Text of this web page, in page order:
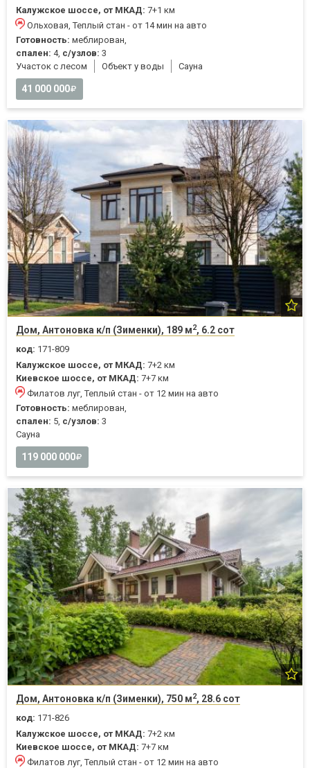
Калужское шоссе, от МКАД: 7+1 км
Ольховая, Теплый стан - от 14 мин на авто
Готовность: меблирован,
спален: 4, с/узлов: 3
Участок с лесом
Объект у воды Cауна
41 000 000
Дом, Антоновка к/п (Зименки), 189 м2, 6.2 сот
код: 171-809
Калужское шоссе, от МКАД: 7+2 км
Киевское шоссе, от МКАД: 7+7 км
Филатов луг, Теплый стан - от 12 мин на авто
Готовность: меблирован,
спален: 5, с/узлов: 3
Cауна
119 000 000
Дом, Антоновка к/п (Зименки), 750 м2, 28.6 сот
код: 171-826
Калужское шоссе, от МКАД: 7+2 км
Киевское шоссе, от МКАД: 7+7 км
Филатов луг, Теплый стан - от 12 мин на авто